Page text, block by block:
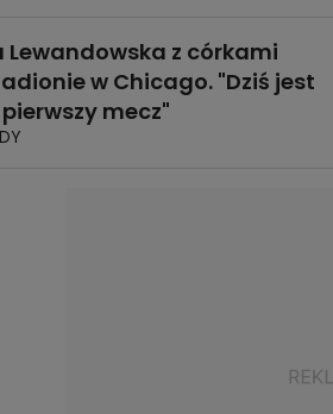
Lewandowska z córkami
w Chicago. "Dziś jest
mecz"